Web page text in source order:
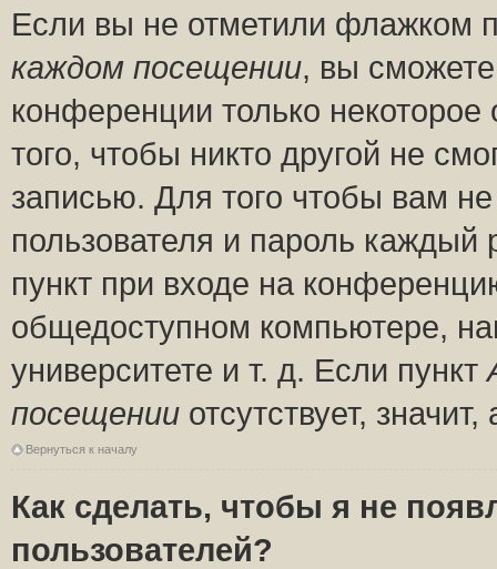
Если вы не отметили флажком
каждом посещении, вы
конференции только
того, чтобы никто другой не
записью. Для того чтобы вам
пользователя и пароль
пункт при входе на
общедоступном компьютере,
университете и т. д. Если пункт
посещении отсутствует,
Вернуться к началу
Как сделать, чтобы я не
пользователей?